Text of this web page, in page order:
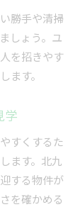
勝手や清掃
しょう。ユ
を招きやす
ます。
学
すくするた
ます。北九
する物件が
を確かめる